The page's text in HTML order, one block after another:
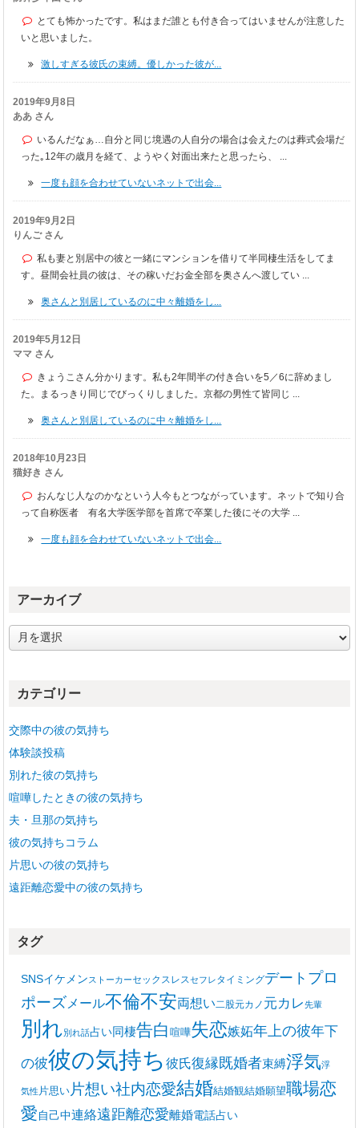
とても怖かったです。私はまだ誰とも付き合ってはいませんが注意した
いと思いました。
激しすぎる彼氏の束縛。優しかった彼が...
2019年9月8日
ああ さん
いるんだなぁ…自分と同じ境遇の人自分の場合は会えたのは葬式会場だ
った｡12年の歳月を経て、ようやく対面出来たと思ったら、 ...
一度も顔を合わせていないネットで出会...
2019年9月2日
りんご さん
私も妻と別居中の彼と一緒にマンションを借りて半同棲生活をしてま
す。昼間会社員の彼は、その稼いだお金全部を奥さんへ渡してい ...
奥さんと別居しているのに中々離婚をし...
2019年5月12日
ママ さん
きょうこさん分かります。私も2年間半の付き合いを5／6に辞めまし
た。まるっきり同じでびっくりしました。京都の男性て皆同じ ...
奥さんと別居しているのに中々離婚をし...
2018年10月23日
猫好き さん
おんなじ人なのかなという人今もとつながっています。ネットで知り合
って自称医者 有名大学医学部を首席で卒業した後にその大学 ...
一度も顔を合わせていないネットで出会...
アーカイブ
ー
ブカテゴリー
交際中の彼の気持ち
体験談投稿
別れた彼の気持ち
喧嘩したときの彼の気持ち
夫・旦那の気持ち
彼の気持ちコラム
片思いの彼の気持ち
遠距離恋愛中の彼の気持ち
タグ
SNSイケメンストーカーセックスレスセフレタイミングデート プロ
ポーズ メール不倫不安両想い二股元カノ 元カレ先輩
別れ別れ話占い同棲告白 喧嘩失恋嫉妬年上の彼年下
の彼彼の気持ち 彼氏復縁既婚者束縛浮気浮
気性 片思い 片想い社内恋愛結婚結婚観結婚願望職場恋
愛自己中連絡遠距離恋愛離婚電話占い